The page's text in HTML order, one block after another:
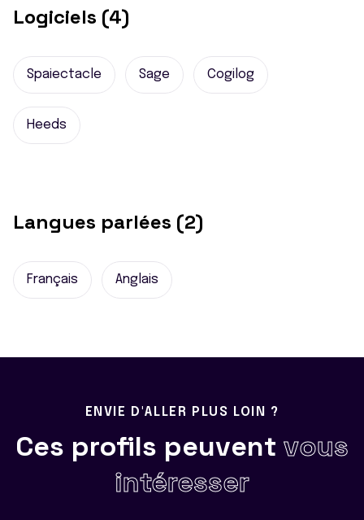
Logiciels (4)
Spaiectacle Sage Cogilog
Heeds
Langues parlées (2)
Français Anglais
ENVIE D'ALLER PLUS LOIN ?
Ces profils peuvent vous
intéresser